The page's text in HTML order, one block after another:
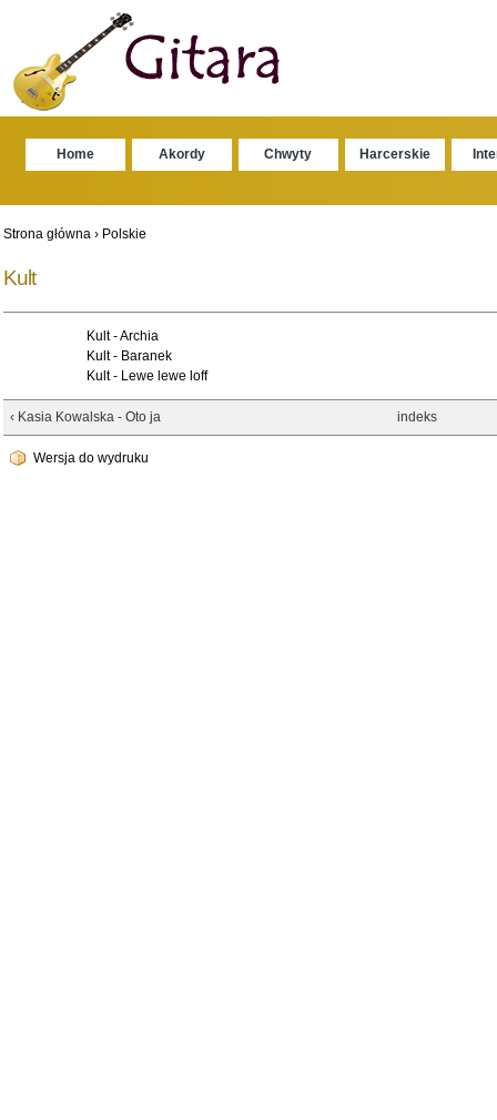
Home Akordy Chwyty Harcerskie
Strona główna› Polskie
Kult
Kult - Archia
Kult - Baranek
Kult - Lewe lewe loff
‹ Kasia Kowalska - Oto ja indeks
Wersja do wydruku